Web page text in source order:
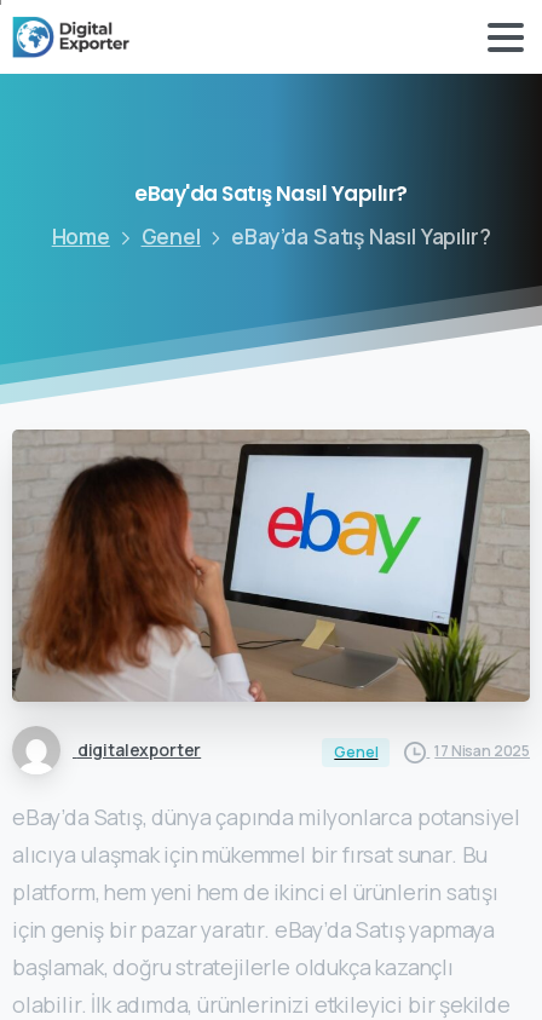
eBay'da SatışNasılYapılır?
Home
Genel eBay’da Satış Nasıl Yapılır?
digitalexporter Genel 17 Nisan 2025
eBay’da Satış, dünya çapında milyonlarca potansiyel
alıcıya ulaşmak için mükemmel bir fırsat sunar. Bu
platform, hem yeni hem de ikinci el ürünlerin satışı
için geniş bir pazar yaratır. eBay’da Satış yapmaya
başlamak, doğru stratejilerle oldukça kazançlı
olabilir. İlk adımda, ürünlerinizi etkileyici bir şekilde